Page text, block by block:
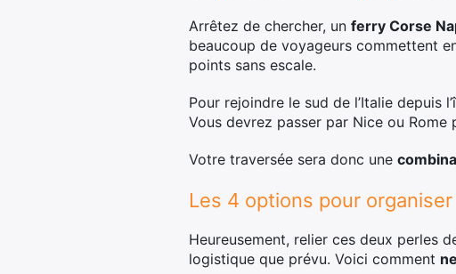
Arrêtez de chercher, un ferry Corse
beaucoup de voyageurs commettent
points sans escale.
Pour rejoindre le sud de l’Italie depuis
Vous devrez passer par Nice ou
Votre traversée sera donc une
Les 4 options pour
Heureusement, relier ces deux perles
logistique que prévu. Voici comment